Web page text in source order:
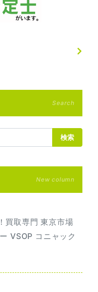
Search
検索
New column
買取専門 東京市場
VSOP コニャック